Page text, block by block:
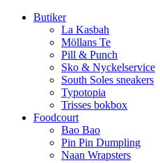
Butiker
La Kasbah
Möllans Te
Pill & Punch
Sko & Nyckelservice
South Soles sneakers
Typotopia
Trisses bokbox
Foodcourt
Bao Bao
Pin Pin Dumpling
Naan Wrapsters